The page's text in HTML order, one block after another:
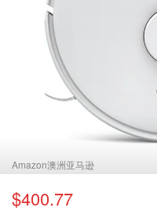
Amazon澳洲亚马逊
$400.77